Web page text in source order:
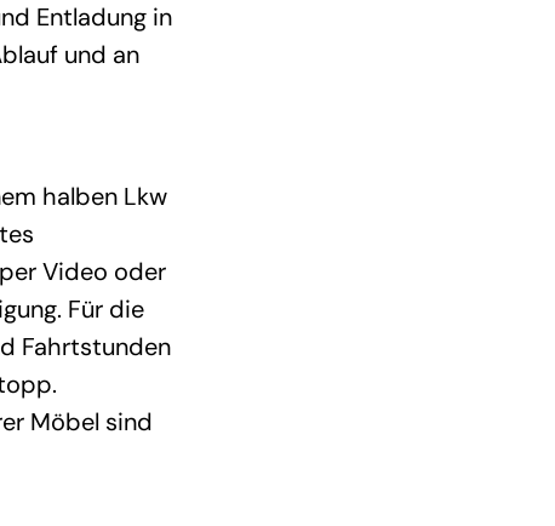
Entladung in
und an
halben Lkw
Video oder
Für die
Fahrtstunden
Möbel sind